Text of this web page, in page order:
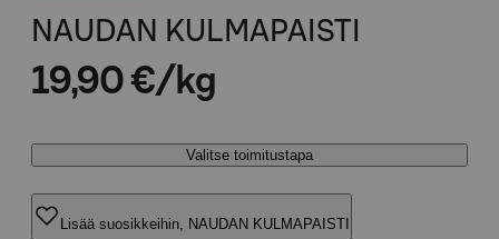
NAUDAN KULMAPAISTI
19,90 €/kg
Valitse toimitustapa
Lisää suosikkeihin, NAUDAN KULMAPAISTI